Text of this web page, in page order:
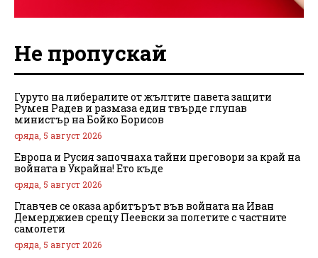
Не пропускай
Гуруто на либералите от жълтите павета защити
Румен Радев и размаза един твърде глупав
министър на Бойко Борисов
сряда, 5 август 2026
Европа и Русия започнаха тайни преговори за край на
войната в Украйна! Ето къде
сряда, 5 август 2026
Главчев се оказа арбитърът във войната на Иван
Демерджиев срещу Пеевски за полетите с частните
самолети
сряда, 5 август 2026